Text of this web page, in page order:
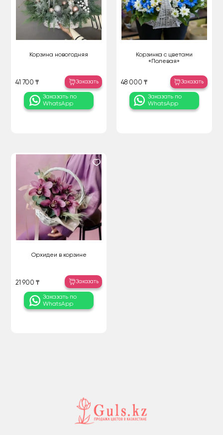
Корзина новогодняя
41 700 ₸ Заказать
Заказать по
WhatsApp
Корзинка с цветами
«Полевая»
48 000 ₸ Заказать
Заказать по
WhatsApp
Орхидеи в корзине
21 900 ₸ Заказать
Заказать по
WhatsApp